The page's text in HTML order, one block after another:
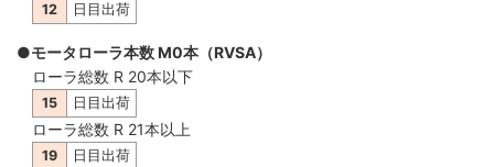
12 日目出荷
●モータローラ本数 M0本（RVSA）
ローラ総数 R 20本以下
15 日目出荷
ローラ総数 R 21本以上
19 日目出荷